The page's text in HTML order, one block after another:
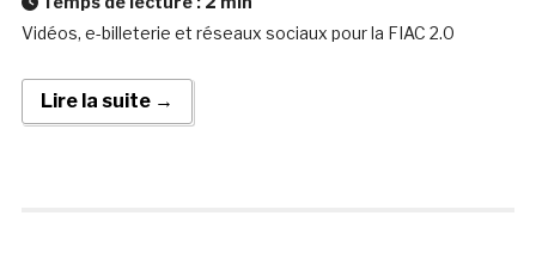
Vidéos, e-billeterie et réseaux sociaux pour la FIAC 2.0
Lire la suite →